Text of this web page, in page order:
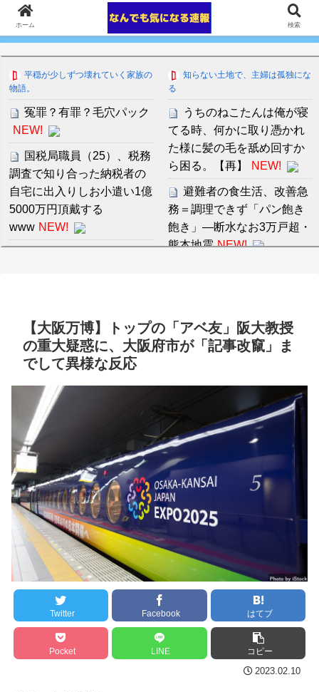
平穏が少しずつ壊れていく家族の
物語。
冤罪？有罪？毛穴パック
NEW!
国税局職員（25）、税務
調査で知り合った納税者の
自宅に出入りしお小遣い1億
5000万円頂戴する
www NEW!
した。無理やり奪われた席
は、結局“やったもん勝ち”に
なっ...
NEW!
ＮＨＫが映らないテレビ
で料金は不当と主張してい
た主婦の裁判が……
【阪神】佐藤輝明、高橋
宏斗から先制23号2ラン！
京セラドームはテルコール
NEW!
クレバテスⅡ-魔獣の王と
偽りの勇者伝承- 第4話 感
想：敵を探すよりトアの書
を餌に誘き出す作戦！
【画像】発達障害の子ど
もはこの絵の意味がすぐに
分からないらしい
知らない土地で、主婦は孤独にな
る
うちのねこたんは俺が寝
てる時、何かに取り憑かれ
た様に髪の毛を舐め回すか
ら困る。【再】
NEW!
避難者の食生活、改善急
務＝調理できず「パン飽き
飽き」―断水なお3万戸超・
熊本地震 NEW!
セ・リーグ出塁回数ラン
キング 直近3週間｜2026年
【地獄のような聴聞会】
Ｗ杯１次Ｌ敗退の韓国 議員
が「なぜ負けたのか？」ソ
ン・フンミン先発落ちは
「監督の報復」
すまん熊本やがコンビニ
に食品も水もない
代」に突入！アトラクショ
ンパスがどれもこれも1500
円の課金チケに
海外「日本よ、お前がナ
ンバーワンだ」 熊本地震直
後の日本の対応のスピード
【大阪万博】トップの「アベ友」阪大教授
の重大疑惑に、大阪府市が「記事改竄」ま
でして異様な反応
Twitter Facebook はてブ
Pocket LINE コピー
2023.02.10
ホーム 検索